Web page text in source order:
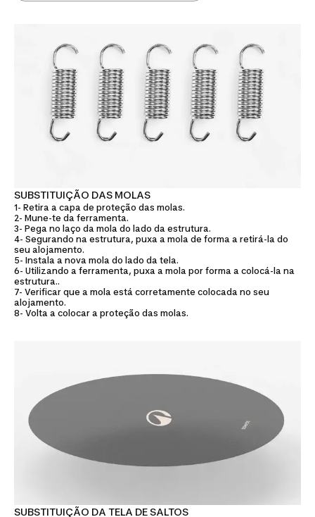
SUBSTITUIÇÃO DAS MOLAS
1- Retira a capa de proteção das molas.
2- Mune-te da ferramenta.
3- Pega no laço da mola do lado da estrutura.
4- Segurando na estrutura, puxa a mola de forma a retirá-la do
seu alojamento.
5- Instala a nova mola do lado da tela.
6- Utilizando a ferramenta, puxa a mola por forma a colocá-la na
estrutura..
7- Verificar que a mola está corretamente colocada no seu
alojamento.
8- Volta a colocar a proteção das molas.
SUBSTITUIÇÃO DA TELA DE SALTOS